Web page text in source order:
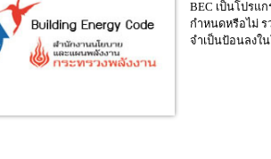
BEC เป็นโปรแ
กำหนดหรือไม่
จำเป็นป้อนลงใ